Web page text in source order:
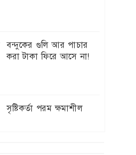
বিদ্যুৎ-জ্বালানি খাতে অস্থিরতা
১/১১ তে তারেক রহমানকে
বন্দুকের গুলি আর পাচার
করা টাকা ফিরে আসে না!
সৃষ্টিকর্তা পরম ক্ষমাশীল